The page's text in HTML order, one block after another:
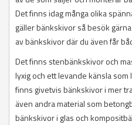
Det finns idag många olika
gäller bänkskivor så besök
av bänkskivor där du även får
Det finns stenbänkskivor och
lyxig och ett levande känsla
finns givetvis bänkskivor i mer
även andra material som
bänkskivor i glas och